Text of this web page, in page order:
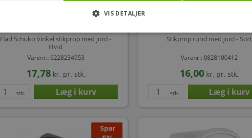
Flad Schuko Vinkel stikprop med jord -
Hvid
Varenr.: 6228234953
17,78 kr. pr. stk.
stk.
Stikprop rund med jord - Sort
Varenr.: 0828100412
16,00 kr. pr. stk.
stk.
Spar
VIS DETALJER